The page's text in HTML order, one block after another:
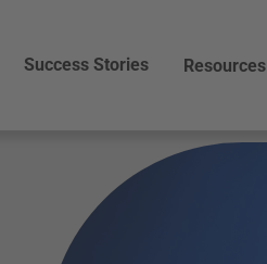
Success Stories Resources